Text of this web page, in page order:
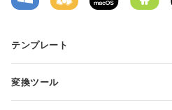
テンプレート
テキスト文書テンプレート
変換ツール